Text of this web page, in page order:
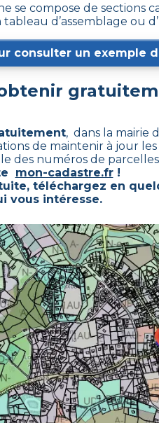
se compose de sections
d’assemblage ou
consulter un exemple
, dans la mairie
de maintenir à jour
des numéros de
mon-cadastre.fr!
téléchargez en
vous intéresse.